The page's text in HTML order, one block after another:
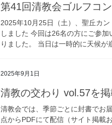
第41回清教会ゴルフコ
2025年10月25日（土）、聖丘カ
しました 今回は26名の方にご参
りました。 当日は一時的に天候
2025年9月1日
清教の交わり vol.57を
清教会では、季節ごとに封書でお
点からPDFにて配信（サイト掲載